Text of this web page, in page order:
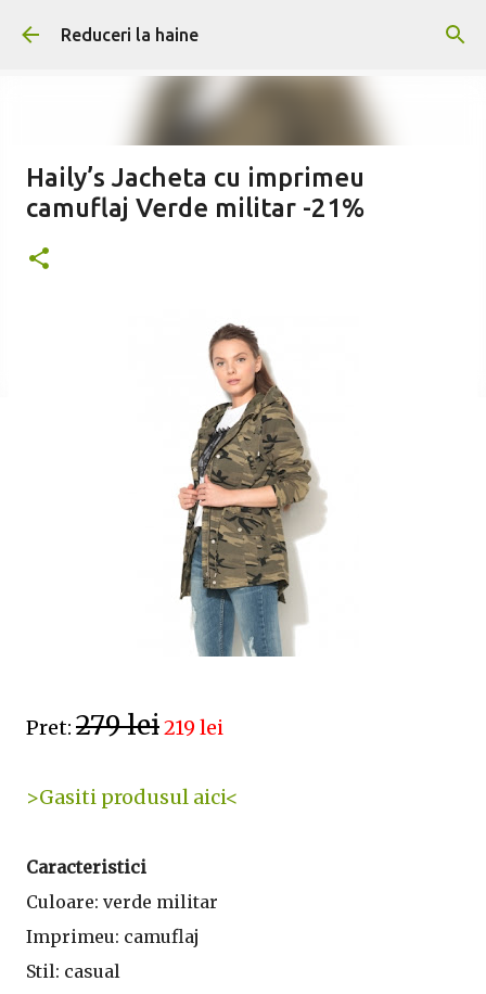
Treceți la conținutul principal
Reduceri la haine
Haily’s Jacheta cu imprimeu
camuflaj Verde militar -21%
Pret: 279 lei219 lei
>Gasiti produsul aici<
Caracteristici
Culoare: verde militar
Imprimeu: camuflaj
Stil: casual